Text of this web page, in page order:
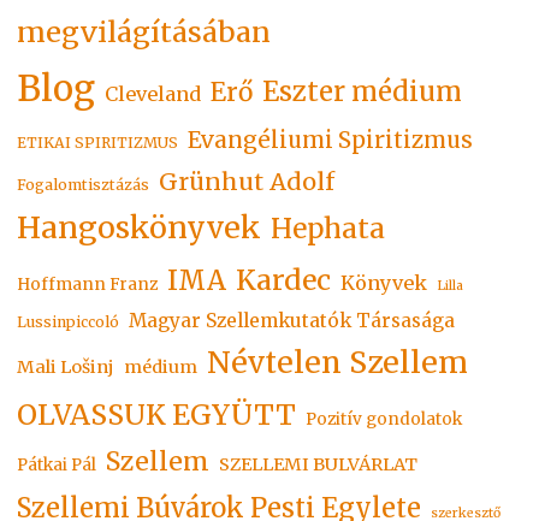
megvilágításában
Blog Cleveland Erő Eszter médium
ETIKAI SPIRITIZMUS Evangéliumi Spiritizmus
Fogalomtisztázás Grünhut Adolf
Hangoskönyvek Hephata
Hoffmann Franz IMA Kardec Könyvek Lilla
Lussinpiccoló Magyar Szellemkutatók Társasága
Mali Lošinj médium Névtelen Szellem
OLVASSUK EGYÜTT Pozitív gondolatok
Pátkai Pál Szellem SZELLEMI BULVÁRLAT
Szellemi Búvárok Pesti Egylete szerkesztő